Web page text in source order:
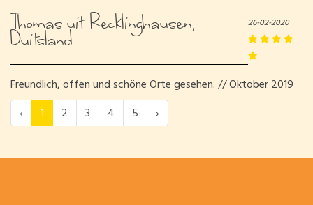
Thomas uit Recklinghausen,
Duitsland
26-02-2020
Freundlich, offen und schöne Orte gesehen. // Oktober 2019
‹
1 2 3 4 5 ›